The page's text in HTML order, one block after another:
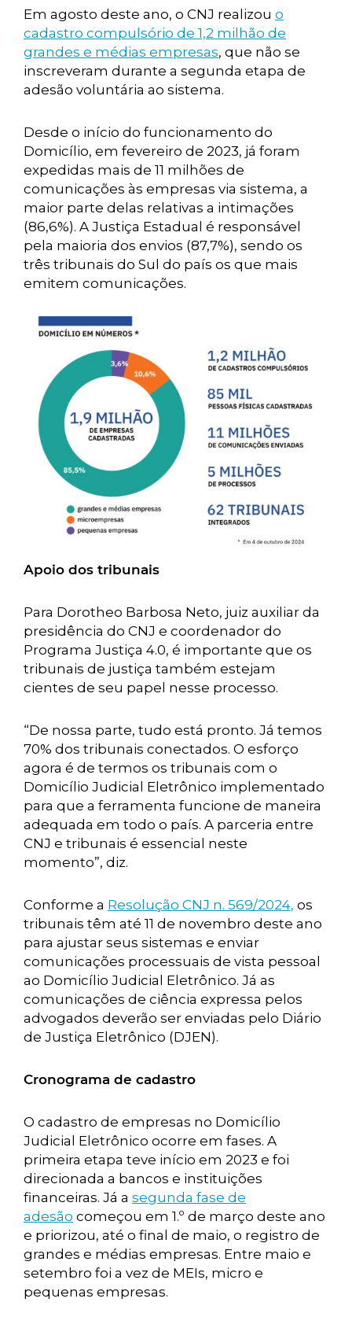
Em agosto deste ano, o CNJ realizou o
cadastro compulsório de 1,2 milhão de
grandes e médias empresas, que não se
inscreveram durante a segunda etapa de
adesão voluntária ao sistema.
Desde o início do funcionamento do
Domicílio, em fevereiro de 2023, já foram
expedidas mais de 11 milhões de
comunicações às empresas via sistema, a
maior parte delas relativas a intimações
(86,6%). A Justiça Estadual é responsável
pela maioria dos envios (87,7%), sendo os
três tribunais do Sul do país os que mais
emitem comunicações.
Apoio dos tribunais
Para Dorotheo Barbosa Neto, juiz auxiliar da
presidência do CNJ e coordenador do
Programa Justiça 4.0, é importante que os
tribunais de justiça também estejam
cientes de seu papel nesse processo.
“De nossa parte, tudo está pronto. Já temos
70% dos tribunais conectados. O esforço
agora é de termos os tribunais com o
Domicílio Judicial Eletrônico implementado
para que a ferramenta funcione de maneira
adequada em todo o país. A parceria entre
CNJ e tribunais é essencial neste
momento”, diz.
Conforme a Resolução CNJ n. 569/2024, os
tribunais têm até 11 de novembro deste ano
para ajustar seus sistemas e enviar
comunicações processuais de vista pessoal
ao Domicílio Judicial Eletrônico. Já as
comunicações de ciência expressa pelos
advogados deverão ser enviadas pelo Diário
de Justiça Eletrônico (DJEN).
Cronograma de cadastro
O cadastro de empresas no Domicílio
Judicial Eletrônico ocorre em fases. A
primeira etapa teve início em 2023 e foi
direcionada a bancos e instituições
financeiras. Já a segunda fase de
adesão começou em 1.º de março deste ano
e priorizou, até o final de maio, o registro de
grandes e médias empresas. Entre maio e
setembro foi a vez de MEIs, micro e
pequenas empresas.